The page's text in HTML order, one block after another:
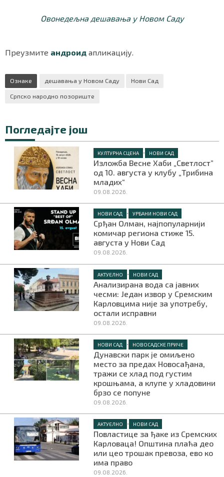
Овонедељна дешавања у Новом Саду
Преузмите андроид апликацију.
Ознаке дешавања у Новом Саду
Нови Сад
Српско народно позориште
Погледајте још
КУЛТУРНА СЦЕНА • НОВИ САД
Изложба Весне Хаби „Светлост”
од 10. августа у клубу „Трибина
младих“
09.08.2026.
НОВИ САД • УРБАНИ НОВИ САД
Срђан Олман, најпопуларнији
комичар региона стиже 15.
августа у Нови Сад
09.08.2026.
АКТУЕЛНО • НОВИ САД
Анализирана вода са јавних
чесми: Један извор у Сремским
Карловцима није за употребу,
остали исправни
09.08.2026.
НОВИ САД • НОВОСАДСКЕ ПРИЧЕ
Дунавски парк је омиљено
место за предах Новосађана,
тражи се хлад под густим
крошњама, а клупе у хладовини
брзо се попуне
09.08.2026.
АКТУЕЛНО • НОВИ САД
Повластице за ђаке из Сремских
Карловаца! Општина плаћа део
или цео трошак превоза, ево ко
има право
09.08.2026.